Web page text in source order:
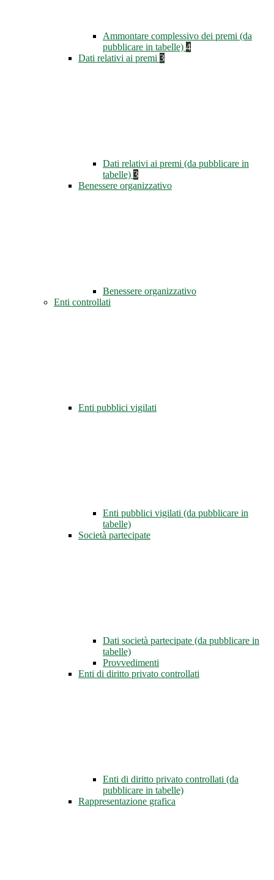
Ammontare complessivo dei premi (da
pubblicare in tabelle) 4
Dati relativi ai premi 3
Dati relativi ai premi (da pubblicare in
tabelle) 3
Benessere organizzativo
Benessere organizzativo
Enti controllati
Enti pubblici vigilati
Enti pubblici vigilati (da pubblicare in
tabelle)
Società partecipate
Dati società partecipate (da pubblicare in
tabelle)
Provvedimenti
Enti di diritto privato controllati
Enti di diritto privato controllati (da
pubblicare in tabelle)
Rappresentazione grafica